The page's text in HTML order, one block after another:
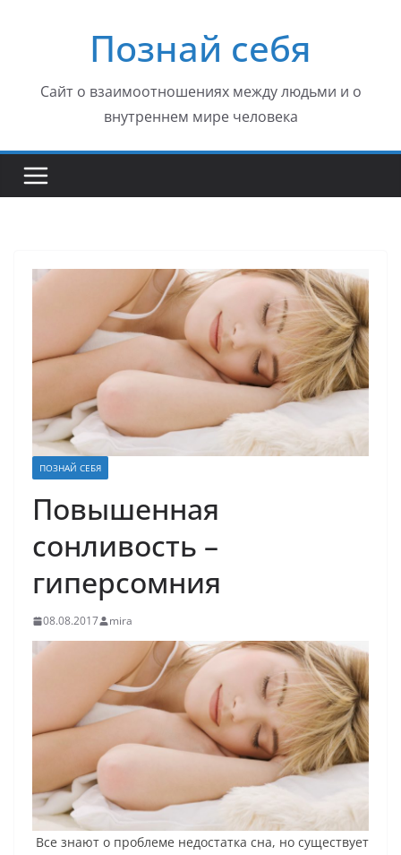
содержимомуПознай себя
Сайт о взаимоотношениях между людьми и о
внутреннем мире человека
ПОЗНАЙ СЕБЯ
Повышенная
сонливость –
гиперсомния
08.08.2017 mira
Все знают о проблеме недостатка сна, но существует